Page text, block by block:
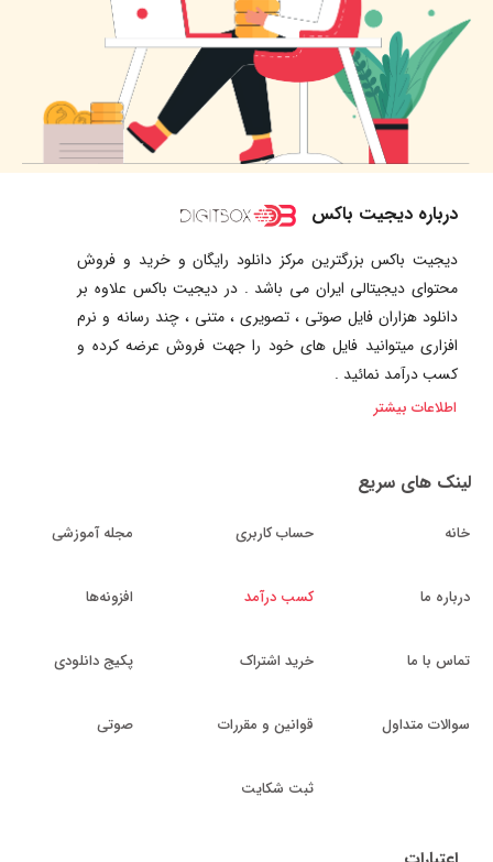
درباره دیجیت باکس
دیجیت باکس بزرگترین مرکز دانلود رایگان و خرید و فروش
محتوای دیجیتالی ایران می باشد . در دیجیت باکس علاوه بر
دانلود هزاران فایل صوتی ، تصویری ، متنی ، چند رسانه و نرم
افزاری میتوانید فایل های خود را جهت فروش عرضه کرده و
کسب درآمد نمائید .
اطلاعات بیشتر
لینک های سریع
خانه
درباره ما
تماس با ما
سوالات متداول
حساب کاربری
کسب درآمد
خرید اشتراک
قوانین و مقررات
ثبت شکایت
مجله آموزشی
افزونه‌ها
پکیج دانلودی
صوتی